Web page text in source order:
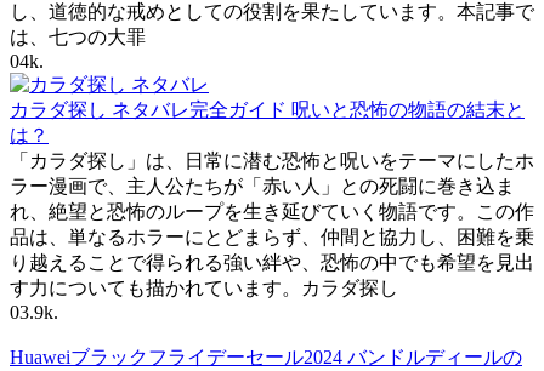
し、道徳的な戒めとしての役割を果たしています。本記事で
は、七つの大罪
04k.
カラダ探し ネタバレ完全ガイド 呪いと恐怖の物語の結末と
は？
「カラダ探し」は、日常に潜む恐怖と呪いをテーマにしたホ
ラー漫画で、主人公たちが「赤い人」との死闘に巻き込ま
れ、絶望と恐怖のループを生き延びていく物語です。この作
品は、単なるホラーにとどまらず、仲間と協力し、困難を乗
り越えることで得られる強い絆や、恐怖の中でも希望を見出
す力についても描かれています。カラダ探し
03.9k.
Huaweiブラックフライデーセール2024 バンドルディールの